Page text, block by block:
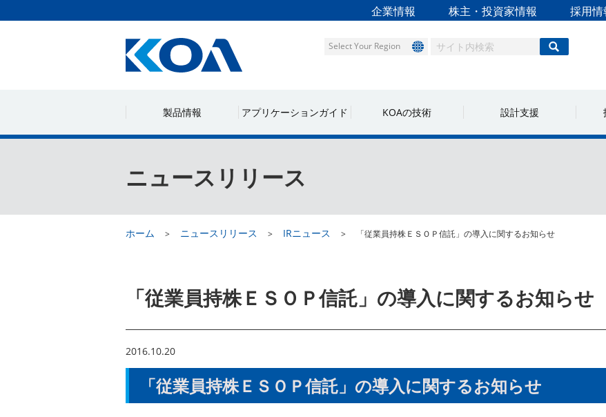
企業情報 株主・投資家情報 採用情
Select Your Region
製品情報 アプリケーションガイド KOAの技術 設計支援
ニュースリリース
ホーム ニュースリリース IRニュース 「従業員持株ＥＳＯＰ信託」の導入に関するお知らせ
「従業員持株ＥＳＯＰ信託」の導入に関するお知らせ
2016.10.20
「従業員持株ＥＳＯＰ信託」の導入に関するお知らせ